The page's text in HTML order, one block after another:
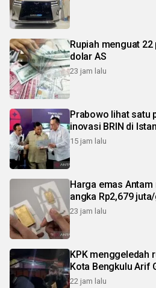
Rupiah menguat
dolar AS
23 jam lalu
Prabowo lihat satu
inovasi BRIN di
15 jam lalu
Harga emas Antam
angka Rp2,679
23 jam lalu
KPK menggeledah
Kota Bengkulu Arif
22 jam lalu